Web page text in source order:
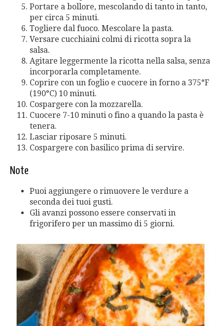
Portare a bollore, mescolando di tanto in tanto,
per circa 5 minuti.
Togliere dal fuoco. Mescolare la pasta.
Versare cucchiaini colmi di ricotta sopra la
salsa.
Agitare leggermente la ricotta nella salsa, senza
incorporarla completamente.
Coprire con un foglio e cuocere in forno a 375°F
(190°C) 10 minuti.
Cospargere con la mozzarella.
Cuocere 7-10 minuti o fino a quando la pasta è
tenera.
Lasciar riposare 5 minuti.
Cospargere con basilico prima di servire.
Note
Puoi aggiungere o rimuovere le verdure a
seconda dei tuoi gusti.
Gli avanzi possono essere conservati in
frigorifero per un massimo di 5 giorni.